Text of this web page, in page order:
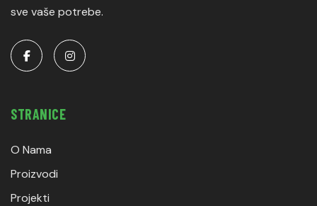
sve vaše potrebe.
STRANICE
O Nama
Proizvodi
Projekti